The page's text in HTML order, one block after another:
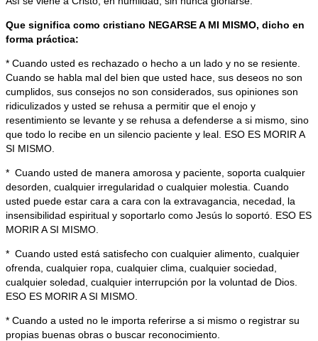
Que significa como cristiano NEGARSE A MI MISMO, dicho en
forma práctica:
* Cuando usted es rechazado o hecho a un lado y no se resiente.
Cuando se habla mal del bien que usted hace, sus deseos no son
cumplidos, sus consejos no son considerados, sus opiniones son
ridiculizados y usted se rehusa a permitir que el enojo y
resentimiento se levante y se rehusa a defenderse a si mismo, sino
que todo lo recibe en un silencio paciente y leal. ESO ES MORIR A
SI MISMO.
* Cuando usted de manera amorosa y paciente, soporta cualquier
desorden, cualquier irregularidad o cualquier molestia. Cuando
usted puede estar cara a cara con la extravagancia, necedad, la
insensibilidad espiritual y soportarlo como Jesús lo soportó. ESO ES
MORIR A SI MISMO.
* Cuando usted está satisfecho con cualquier alimento, cualquier
ofrenda, cualquier ropa, cualquier clima, cualquier sociedad,
cualquier soledad, cualquier interrupción por la voluntad de Dios.
ESO ES MORIR A SI MISMO.
* Cuando a usted no le importa referirse a si mismo o registrar su
propias buenas obras o buscar reconocimiento.